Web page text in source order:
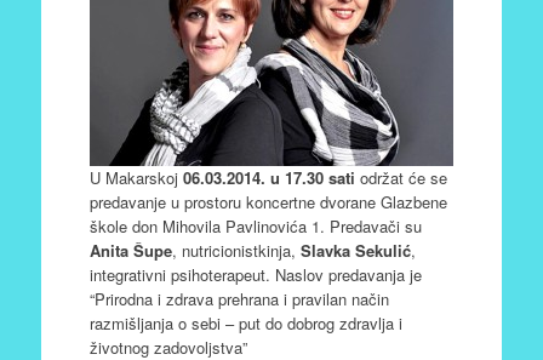
U Makarskoj 06.03.2014. u 17.30 sati održat će se
predavanje u prostoru koncertne dvorane Glazbene
škole don Mihovila Pavlinovića 1. Predavači su
Anita Šupe, nutricionistkinja, Slavka Sekulić,
integrativni psihoterapeut. Naslov predavanja je
“Prirodna i zdrava prehrana i pravilan način
razmišljanja o sebi – put do dobrog zdravlja i
životnog zadovoljstva”